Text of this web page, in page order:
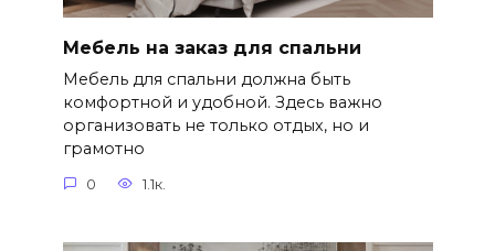
Мебель на заказ для спальни
Мебель для спальни должна быть
комфортной и удобной. Здесь важно
организовать не только отдых, но и
грамотно
0 1.1к.